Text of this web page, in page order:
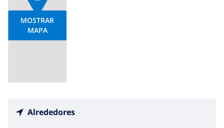
MOSTRAR
MAPA
Alrededores